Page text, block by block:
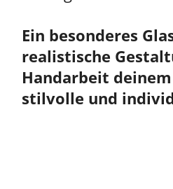
Ein besonderes
realistische
Handarbeit
stilvolle und